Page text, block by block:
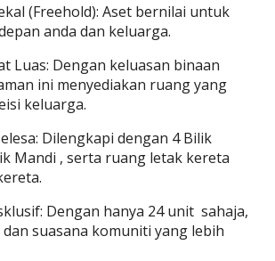
(Freehold): Aset bernilai untuk
anda dan keluarga.
Luas: Dengan keluasan binaan
ini menyediakan ruang yang
keluarga.
Dilengkapi dengan 4 Bilik
Mandi , serta ruang letak kereta
Dengan hanya 24 unit sahaja,
suasana komuniti yang lebih